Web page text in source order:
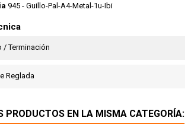
945 - Guillo-Pal-A4-Metal-1u-Ibi
/ Terminación
Reglada
PRODUCTOS EN LA MISMA CATEGORÍA: